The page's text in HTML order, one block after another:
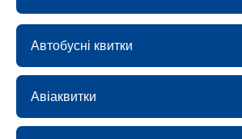
Автобусні квитки
Авіаквитки